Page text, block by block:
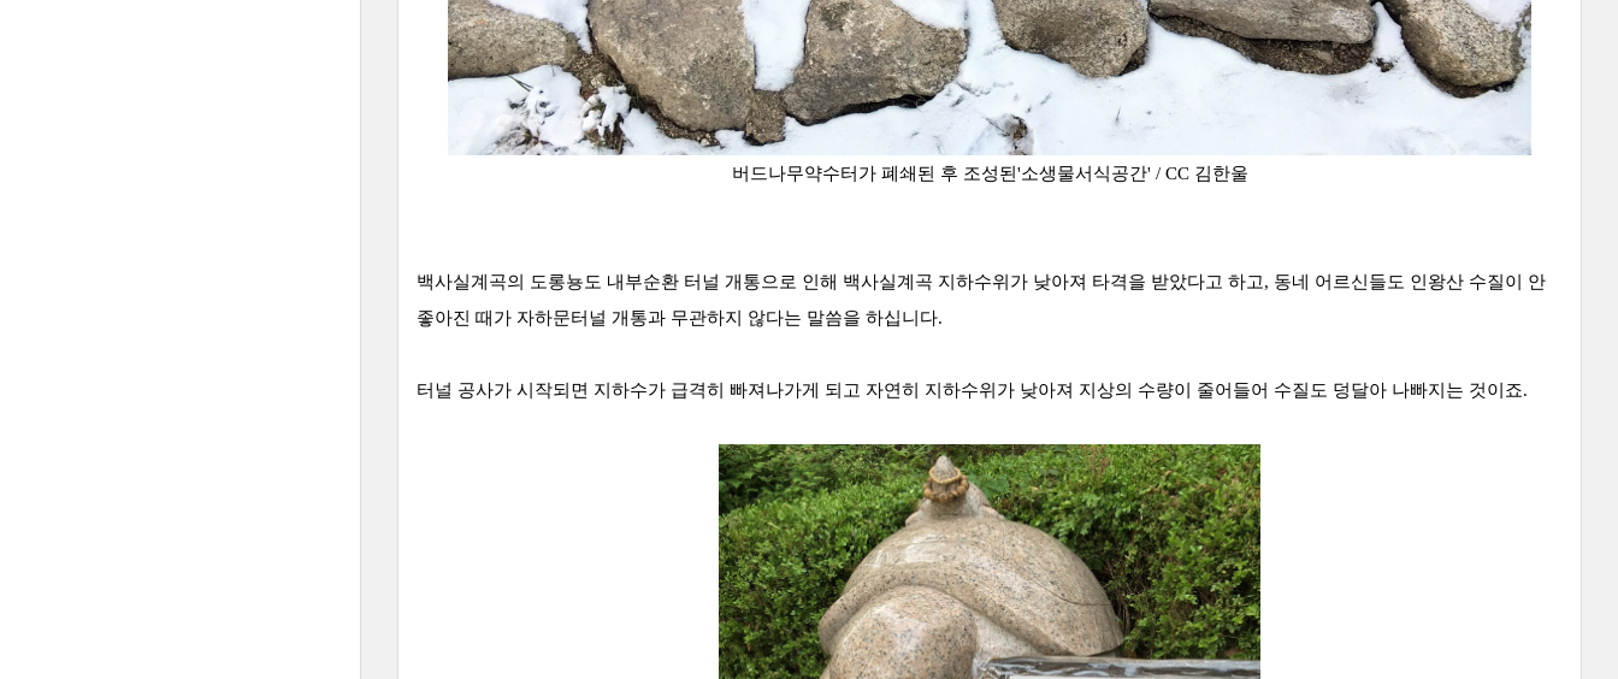
버드나무약수터가 폐쇄된 후 조성된'소생물서식공간' / CC 김한울
백사실계곡의 도롱뇽도 내부순환 터널 개통으로 인해 백사실계곡 지하수위가 낮아져 타격을 받았다고 하고, 동네 어르신들도 인왕산 수질이 안
좋아진 때가 자하문터널 개통과 무관하지 않다는 말씀을 하십니다.
터널 공사가 시작되면 지하수가 급격히 빠져나가게 되고 자연히 지하수위가 낮아져 지상의 수량이 줄어들어 수질도 덩달아 나빠지는 것이죠.